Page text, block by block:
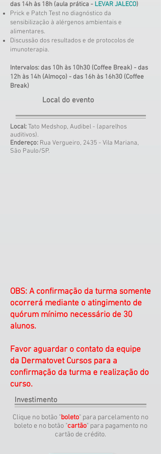
das 14h às 18h (aula prática - LEVAR JALECO)
Prick e Patch Test no diagnóstico da
sensibilização à alérgenos ambientais e
alimentares.
Discussão dos resultados e de protocolos de
imunoterapia.
Intervalos: das 10h às 10h30 (Coffee Break) - das
12h às 14h (Almoço) - das 16h às 16h30 (Coffee
Break)
Local do evento
Local:Tato Medshop, Audibel - (aparelhos
auditivos).
Endereço: Rua Vergueiro, 2435 - Vila Mariana,
São Paulo/SP.
OBS: A confirmação da turma somente
ocorrerá mediante o atingimento de
quórum mínimo necessário de 30
alunos.
Favor aguardar o contato da equipe
da Dermatovet Cursos para a
confirmação da turma e realização do
curso.
Investimento
Clique no botão "boleto" para parcelamento no
boleto e no botão "cartão" para pagamento no
cartão de crédito.